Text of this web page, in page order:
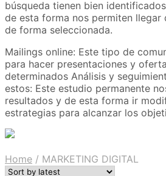
búsqueda tienen bien
de esta forma nos permiten llegar
de forma seleccionada.
Mailings online: Este tipo de
para hacer presentaciones y
determinados Análisis y
estos: Este estudio permanente
resultados y de esta forma ir
estrategias para alcanzar los
Home / MARKETING DIGITAL